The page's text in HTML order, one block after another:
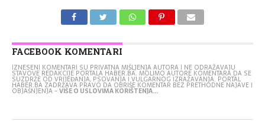
FACEBOOK KOMENTARI
IZNESENI KOMENTARI SU PRIVATNA MIŠLJENJA AUTORA I NE ODRAŽAVAJU
STAVOVE REDAKCIJE PORTALA HABER.BA. MOLIMO AUTORE KOMENTARA DA SE
SUZDRŽE OD VRIJEĐANJA, PSOVANJA I VULGARNOG IZRAŽAVANJA. PORTAL
HABER.BA ZADRŽAVA PRAVO DA OBRIŠE KOMENTAR BEZ PRETHODNE NAJAVE I
OBJAŠNJENJA -VIŠE O USLOVIMA KORIŠTENJA...